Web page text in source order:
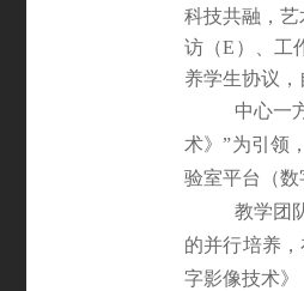
科技共融，艺
访（E）、工
养学生协议，
中心一
术》”为引领
验室平台（数
教学团
的并行培养，
字影像技术